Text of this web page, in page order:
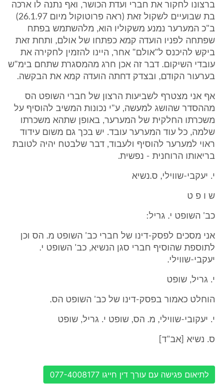
ברצונו לחקור את חברי ועדת הכושר, ואף נתנה לו ארכה
בת שבועיים לשקול זאת (ראה פרוטוקול מיום 26.1.97)
ב"כ המערער נמנע משקוליו הוא, מלהשתמש בפתח
שפתחה לפניו הועדה קמא כפתחו של אולם, ותחת זאת
ביקש להיכנס ל"אולם" אחר, היינו להזמין לחקירה את
עובדי השיקום. דבר זה אכן חרג מהמסגרת שתחם בימ"ש
בערעור הקודם, ובצדק דחתה הועדה קמא את הבקשה.
אף אני מצטרף לשביעות הרצון של חברי השופט הס
מההסדר שהושג למעשה, ע"י נכונות המשיב להוסיף על
משכרתו החלקית של המערער, באופן שתהא משכרתו
שלמה, כל עוד המערער עובד. יש בכך גם משום עידוד
ראוי למערער להוסיף ולעבוד, דבר שלבטח יהיה לטובת
בריאותו הרוחנית - נפשית.
י. יעקבי-שווילי, ס.נשיא
ש ו פ ט
כב' השופט י. גריל:
אני מסכים לפסק-דינו של חברי כב' השופט מ. הס וכן
לתוספת שהוסיף חברי סגן הנשיא, כב' השופט י.
יעקבי-שווילי.
י. גריל, שופט
הוחלט כאמור בפסק-דינו של כב' השופט הס.
י. יעקובי-שווילי, מ. הס, שופט י. גריל, שופט
ס. נשיא [אב"ד]
לתיאום פגישה עם עורך דין חייגו 077-4008177